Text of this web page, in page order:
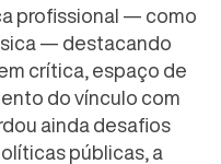
profissional — como
— destacando
crítica, espaço de
do vínculo com
ainda desafios
públicas, a